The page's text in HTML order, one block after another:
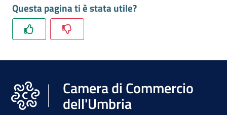
l'Impresa
e
L'Impresa
Digitale
Questa pagina ti è stata utile?
Camera di Commercio
dell'Umbria